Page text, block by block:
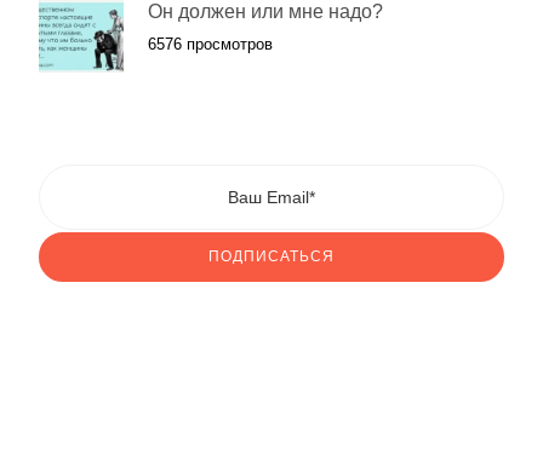
Он должен или мне надо?
6576 просмотров
ПОДПИСАТЬСЯ